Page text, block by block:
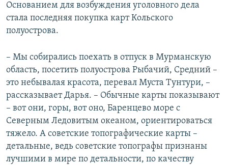
Основанием для возбуждения уголовного дела
стала последняя покупка карт Кольского
полуострова.
– Мы собирались поехать в отпуск в Мурманскую
область, посетить полуострова Рыбачий, Средний –
это небывалая красота, перевал Муста Тунтури, –
рассказывает Дарья. – Обычные карты показывают
– вот они, горы, вот оно, Баренцево море с
Северным Ледовитым океаном, ориентироваться
тяжело. А советские топографические карты –
детальные, ведь советские топографы признаны
лучшими в мире по детальности, по качеству